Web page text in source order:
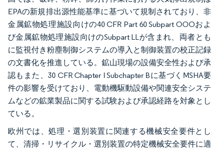
EPAの新規排出源性能基準に基づいて規制されており、非
金属鉱物処理施設向けの40 CFR Part 60 Subpart OOOおよ
び金属鉱物処理施設向けのSubpart LLが含まれ、両者とも
に監視付き粉塵制御システムの導入と制御装置の校正記録
の文書化を推進している。鉱山現場の設備安全性および承
認もまた、30 CFR Chapter I Subchapter Bに基づくMSHA要
件の影響を受けており、電動機駆動設備や関連安全システ
ムなどの鉱業製品に関する試験および承認経路を対象とし
ている。
欧州では、処理・選別装置に関連する機械安全要件とし
て、清掃・リサイクル・選別装置の特定機械安全要件に適